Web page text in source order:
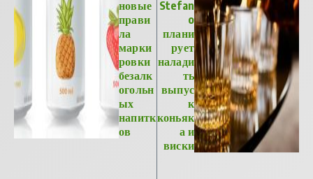
новые
прави
ла
марки
ровки
безалк
огольн
ых
напитк
ов
Stefan
o
плани
рует
налади
ть
выпус
к
коньяк
а и
виски